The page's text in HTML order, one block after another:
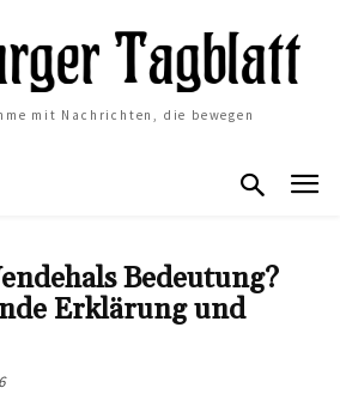
mit Nachrichten, die bewegen
Bedeutung?
Erklärung und